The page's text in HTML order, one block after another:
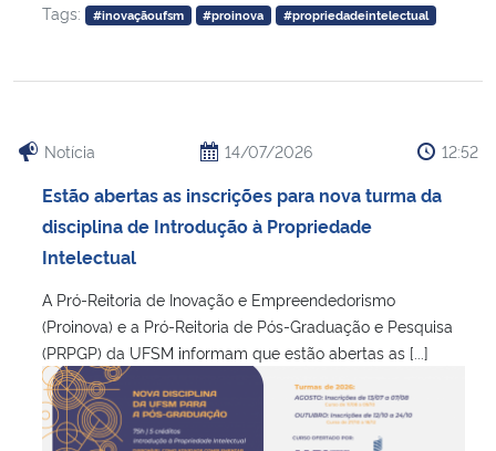
Tags: #inovaçãoufsm #proinova #propriedadeintelectual
Notícia 14/07/2026 12:52
Estão abertas as inscrições para nova turma da
disciplina de Introdução à Propriedade
Intelectual
A Pró-Reitoria de Inovação e Empreendedorismo
(Proinova) e a Pró-Reitoria de Pós-Graduação e Pesquisa
(PRPGP) da UFSM informam que estão abertas as [...]